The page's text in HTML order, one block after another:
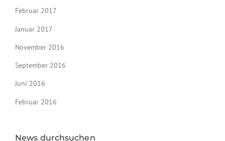
Februar 2017
Januar 2017
November 2016
September 2016
Juni 2016
Februar 2016
News durchsuchen